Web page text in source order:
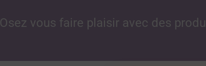
Osez vous faire plaisir avec des